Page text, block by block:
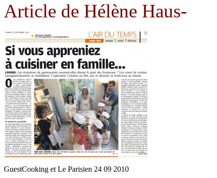
Article de Hélène Haus-
GuestCooking et Le Parisien 24 09 2010